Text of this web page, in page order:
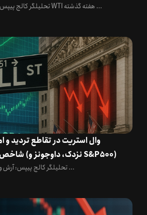
تحلیلگر کالج پیپس: آرش وکیلی نفت خام WTI هفته گذشته ...
وال استریت در تقاطع تردید و
شاخص‌های سهام آمریکا (نزدک، داوجونز و S&P500)
تحلیلگر کالج پیپس: آرش وکیلی | تاریخ: ۲۶ تا ۳۰ ...